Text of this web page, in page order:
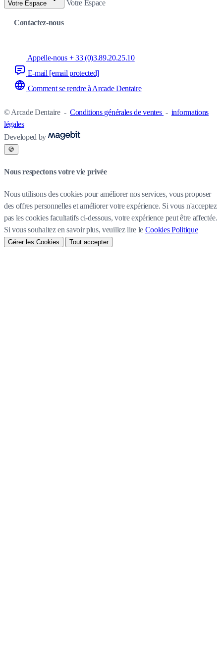
Votre Espace Votre Espace
Contactez-nous
Appelle-nous + 33 (0)3.89.20.25.10
E-mail [email protected]
Comment se rendre à Arcade Dentaire
© Arcade Dentaire - Conditions générales de ventes - informations
légales
Developed by
🍪
Nous respectons votre vie privée
Nous utilisons des cookies pour améliorer nos services, vous proposer
des offres personnelles et améliorer votre expérience. Si vous n'acceptez
pas les cookies facultatifs ci-dessous, votre expérience peut être affectée.
Si vous souhaitez en savoir plus, veuillez lire le Cookies Politique
Gérer les Cookies Tout accepter